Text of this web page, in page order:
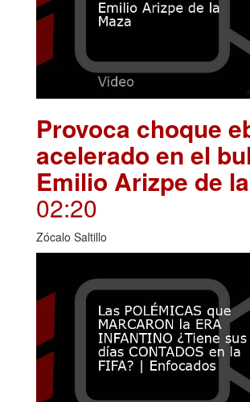
Provoca choque
acelerado en el
Emilio Arizpe de
02:20
Zócalo Saltillo